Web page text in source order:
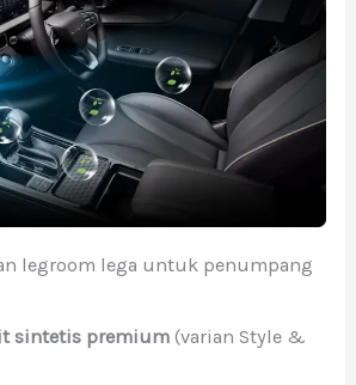
legroom lega untuk penumpang
sintetis premium (varian Style &